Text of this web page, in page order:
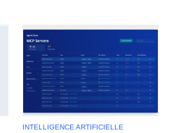
INTELLIGENCE ARTIFICIELLE